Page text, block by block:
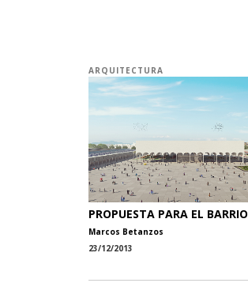
ARQUITECTURA
PROPUESTA PARA EL BARRIO
Marcos Betanzos
23/12/2013